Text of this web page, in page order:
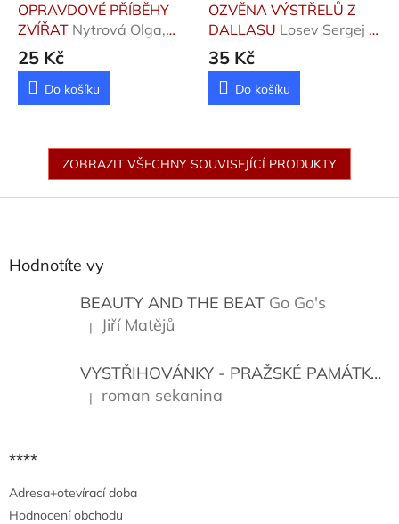
OPRAVDOVÉ PŘÍBĚHY
ZVÍŘAT Nytrová Olga,
Strachota Václav
25 Kč
Do košíku
OZVĚNA VÝSTŘELŮ Z
DALLASU Losev Sergej /
Petrusenko Vita
35 Kč
Do košíku
ZOBRAZIT VŠECHNY SOUVISEJÍCÍ PRODUKTY
Hodnotíte vy
BEAUTY AND THE BEAT Go Go's
Hodnocení produktu je 5 z 5 hvězdiček.
| Jiří Matějů
VYSTŘIHOVÁNKY - PRAŽSKÉ PAMÁTKY
Hodnocení produktu je 5 z 5 hvězdiček.
| roman sekanina
****
Adresa+otevírací doba
Hodnocení obchodu